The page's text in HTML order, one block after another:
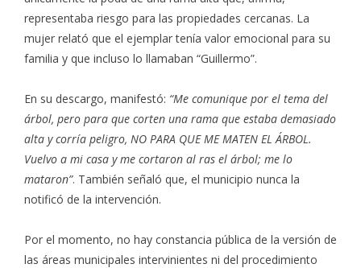
representaba riesgo para las propiedades cercanas. La
mujer relató que el ejemplar tenía valor emocional para su
familia y que incluso lo llamaban “Guillermo”.
En su descargo, manifestó: “Me comunique por el tema del
árbol, pero para que corten una rama que estaba demasiado
alta y corría peligro, NO PARA QUE ME MATEN EL ÁRBOL.
Vuelvo a mi casa y me cortaron al ras el árbol; me lo
mataron”. También señaló que, el municipio nunca la
notificó de la intervención.
Por el momento, no hay constancia pública de la versión de
las áreas municipales intervinientes ni del procedimiento